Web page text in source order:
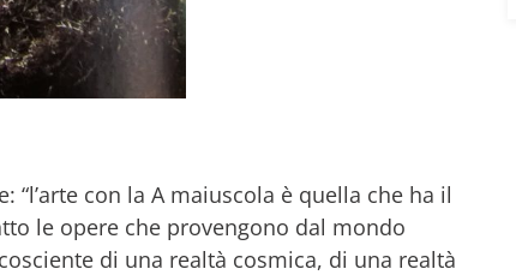
con la A maiuscola è quella che ha il
le opere che provengono dal mondo
di una realtà cosmica, di una realtà